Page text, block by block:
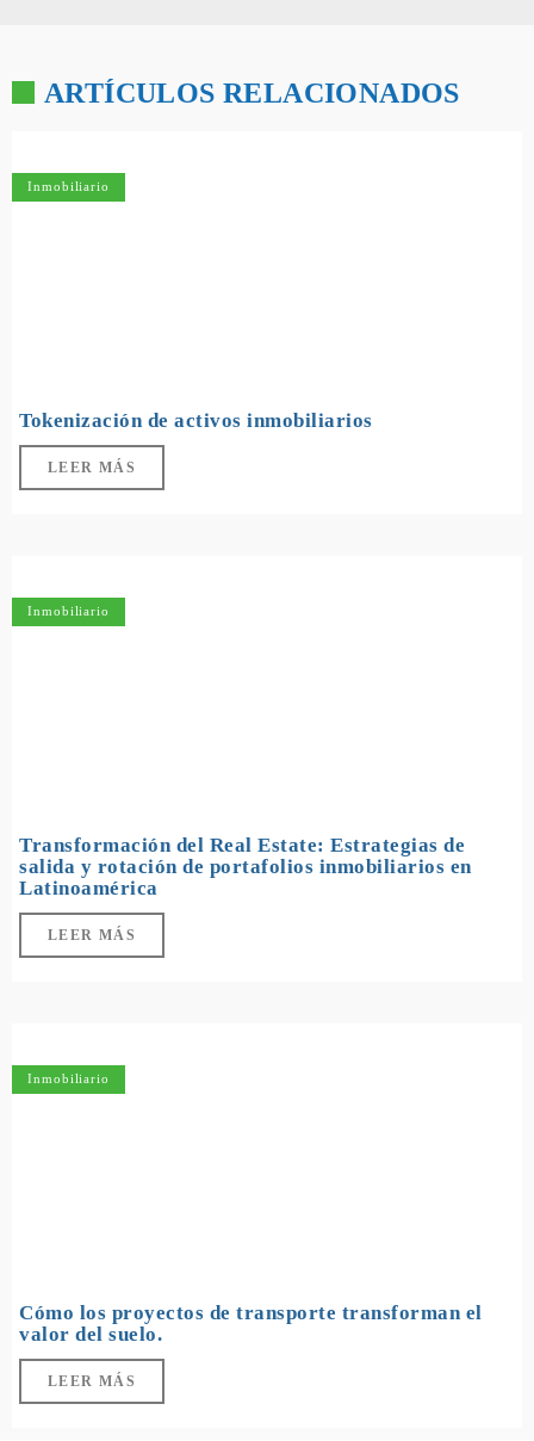
ARTÍCULOS RELACIONADOS
Inmobiliario
Tokenización de activos inmobiliarios
LEER MÁS
Inmobiliario
Transformación del Real Estate: Estrategias de
salida y rotación de portafolios inmobiliarios en
Latinoamérica
LEER MÁS
Inmobiliario
Cómo los proyectos de transporte transforman el
valor del suelo.
LEER MÁS